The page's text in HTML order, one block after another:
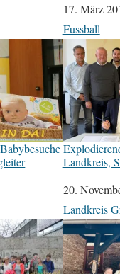
Datum
17. März
In Bezug auf
Fussball
Landkreis,
Datum
20.
In Bezug
Landkreis